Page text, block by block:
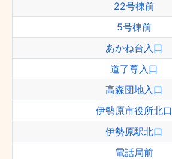
22号棟前
5号棟前
あかね台入口
道了尊入口
高森団地入口
伊勢原市役所北口
伊勢原駅北口
電話局前